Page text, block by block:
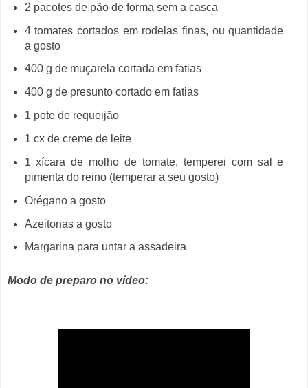
2 pacotes de pão de forma sem a casca
4 tomates cortados em rodelas finas, ou quantidade
a gosto
400 g de muçarela cortada em fatias
400 g de presunto cortado em fatias
1 pote de requeijão
1 cx de creme de leite
1 xícara de molho de tomate, temperei com sal e
pimenta do reino (temperar a seu gosto)
Orégano a gosto
Azeitonas a gosto
Margarina para untar a assadeira
Modo de preparo no vídeo: